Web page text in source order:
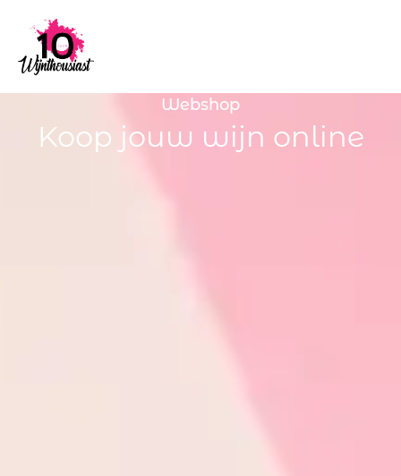
Webshop
Koop jouw wijn online